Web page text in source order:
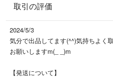
ます。その他ソフトの場合には金額
(^^)
なんでも同梱から匿名配送となり数
しれませんのであらかじめご了承下さ
取引の評価
2024/5/3
気分で出品してます(^^)気持ちよく
お願いしますm(_ _)m
【発送について】